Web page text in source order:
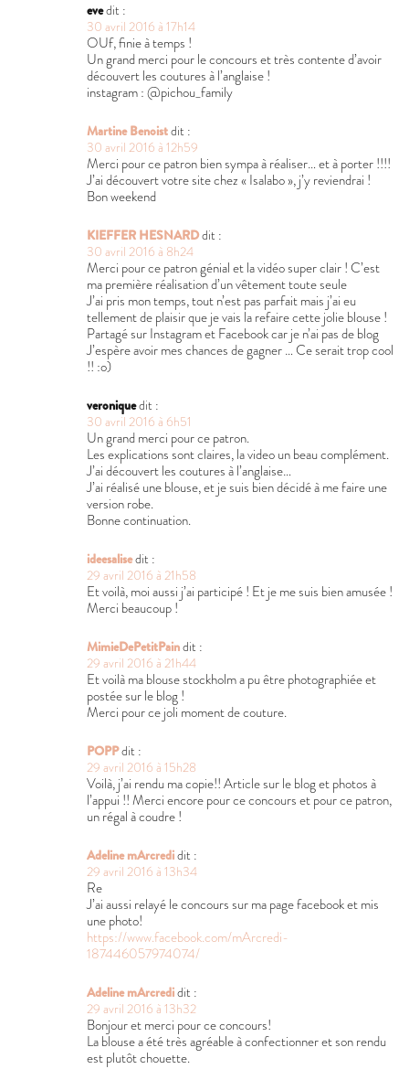
evedit :
30 avril 2016 à 17h14
OUf, finie à temps !
Un grand merci pour le concours et très contente d’avoir
découvert les coutures à l’anglaise !
instagram : @pichou_family
Martine Benoistdit :
30 avril 2016 à 12h59
Merci pour ce patron bien sympa à réaliser… et à porter !!!!
J’ai découvert votre site chez « Isalabo », j’y reviendrai !
Bon weekend
KIEFFER HESNARDdit :
30 avril 2016 à 8h24
Merci pour ce patron génial et la vidéo super clair ! C’est
ma première réalisation d’un vêtement toute seule
J’ai pris mon temps, tout n’est pas parfait mais j’ai eu
tellement de plaisir que je vais la refaire cette jolie blouse !
Partagé sur Instagram et Facebook car je n’ai pas de blog
J’espère avoir mes chances de gagner … Ce serait trop cool
!! :o)
veroniquedit :
30 avril 2016 à 6h51
Un grand merci pour ce patron.
Les explications sont claires, la video un beau complément.
J’ai découvert les coutures à l’anglaise…
J’ai réalisé une blouse, et je suis bien décidé à me faire une
version robe.
Bonne continuation.
ideesalisedit :
29 avril 2016 à 21h58
Et voilà, moi aussi j’ai participé ! Et je me suis bien amusée !
Merci beaucoup !
MimieDePetitPaindit :
29 avril 2016 à 21h44
Et voilà ma blouse stockholm a pu être photographiée et
postée sur le blog !
Merci pour ce joli moment de couture.
POPPdit :
29 avril 2016 à 15h28
Voilà, j’ai rendu ma copie!! Article sur le blog et photos à
l’appui !! Merci encore pour ce concours et pour ce patron,
un régal à coudre !
Adeline mArcredidit :
29 avril 2016 à 13h34
Re
J’ai aussi relayé le concours sur ma page facebook et mis
une photo!
https://www.facebook.com/mArcredi-
187446057974074/
Adeline mArcredidit :
29 avril 2016 à 13h32
Bonjour et merci pour ce concours!
La blouse a été très agréable à confectionner et son rendu
est plutôt chouette.